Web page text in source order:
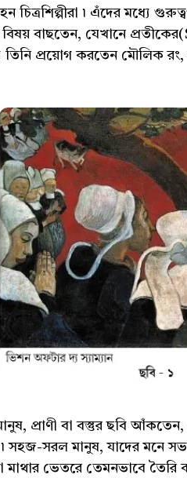
চিত্রশিল্পীরা ৷ এঁদের মধ্যে
বাছতেন, যেখানে
প্রয়োগ করতেন মৌলিক রং,
প্রাণী বা বস্তুর ছবি
সহজ-সরল মানুষ, যাদের মনে
মাথার ভেতরে তেমনভাবে তৈরি